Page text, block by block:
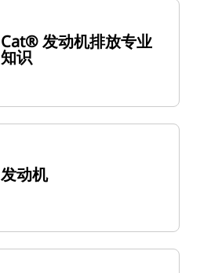
Cat® 发动机排放专业
知识
发动机